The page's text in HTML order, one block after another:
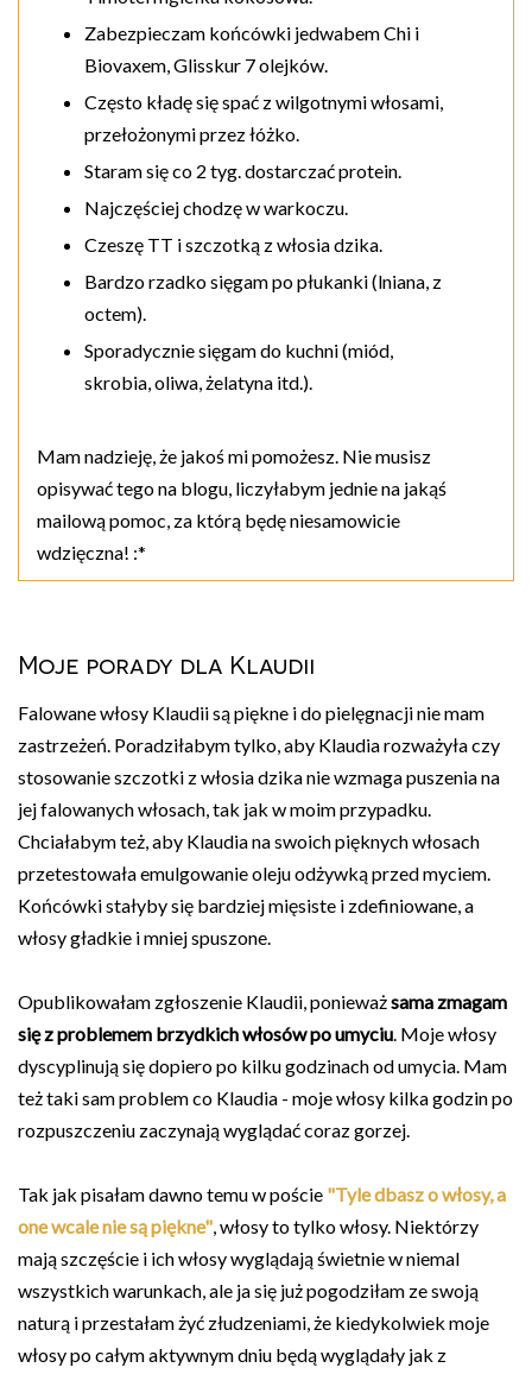
Zabezpieczam końcówki jedwabem Chi i
Biovaxem, Glisskur 7 olejków.
Często kładę się spać z wilgotnymi włosami,
przełożonymi przez łóżko.
Staram się co 2 tyg. dostarczać protein.
Najczęściej chodzę w warkoczu.
Czeszę TT i szczotką z włosia dzika.
Bardzo rzadko sięgam po płukanki (lniana, z
octem).
Sporadycznie sięgam do kuchni (miód,
skrobia, oliwa, żelatyna itd.).
Mam nadzieję, że jakoś mi pomożesz. Nie musisz
opisywać tego na blogu, liczyłabym jednie na jakąś
mailową pomoc, za którą będę niesamowicie
wdzięczna! :*
Moje porady dla Klaudii
Falowane włosy Klaudii są piękne i do pielęgnacji nie mam
zastrzeżeń. Poradziłabym tylko, aby Klaudia rozważyła czy
stosowanie szczotki z włosia dzika nie wzmaga puszenia na
jej falowanych włosach, tak jak w moim przypadku.
Chciałabym też, aby Klaudia na swoich pięknych włosach
przetestowała emulgowanie oleju odżywką przed myciem.
Końcówki stałyby się bardziej mięsiste i zdefiniowane, a
włosy gładkie i mniej spuszone.
Opublikowałam zgłoszenie Klaudii, ponieważsama zmagam
się z problemem brzydkich włosów po umyciu. Moje włosy
dyscyplinują się dopiero po kilku godzinach od umycia. Mam
też taki sam problem co Klaudia - moje włosy kilka godzin po
rozpuszczeniu zaczynają wyglądać coraz gorzej.
Tak jak pisałam dawno temu w poście "Tyle dbasz o włosy, a
one wcale nie są piękne", włosy to tylko włosy. Niektórzy
mają szczęście i ich włosy wyglądają świetnie w niemal
wszystkich warunkach, ale ja się już pogodziłam ze swoją
naturą i przestałam żyć złudzeniami, że kiedykolwiek moje
włosy po całym aktywnym dniu będą wyglądały jak z